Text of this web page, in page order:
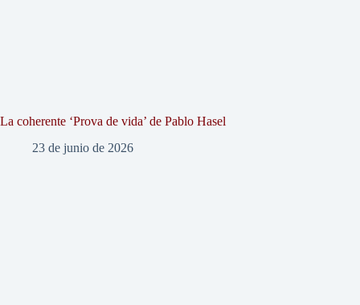
La coherente ‘Prova de vida’ de Pablo Hasel
23 de junio de 2026